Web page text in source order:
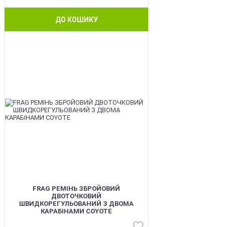
ДО КОШИКУ
FRAG РЕМІНЬ ЗБРОЙОВИЙ
ДВОТОЧКОВИЙ
ШВИДКОРЕГУЛЬОВАНИЙ З ДВОМА
КАРАБІНАМИ COYOTE